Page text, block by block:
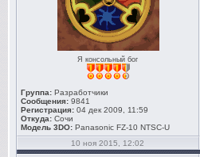
Я консольный бог
Группа: Разработчики
Сообщения: 9841
Регистрация: 04 дек 2009, 11:59
Откуда: Сочи
Модель 3DO: Panasonic FZ-10 NTSC-U
10 ноя 2015, 12:02